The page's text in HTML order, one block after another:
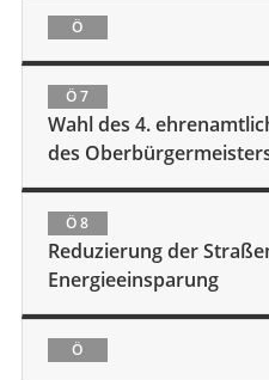
Ö
Ö 7
Wahl des 4.
des
Ö 8
Reduzierung der
Energieeinsparung
Ö